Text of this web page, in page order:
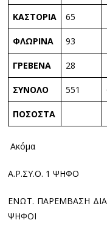
ΚΑΣΤΟΡΙΑ 65
ΦΛΩΡΙΝΑ 93
ΓΡΕΒΕΝΑ 28
ΣΥΝΟΛΟ 551
ΠΟΣΟΣΤΑ
Ακόμα
Α.Ρ.ΣΥ.Ο. 1 ΨΗΦΟ
ΕΝΩΤ. ΠΑΡΕΜΒΑΣΗ
ΨΗΦΟΙ